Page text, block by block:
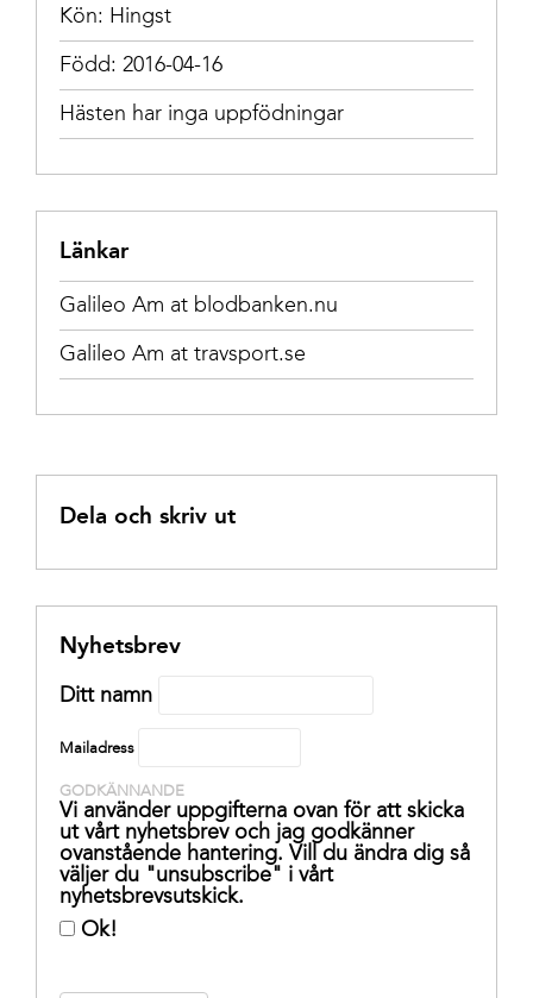
Kön: Hingst
Född: 2016-04-16
Hästen har inga uppfödningar
Länkar
Galileo Am at blodbanken.nu
Galileo Am at travsport.se
Dela och skriv ut
Nyhetsbrev
Ditt namn
Mailadress
GODKÄNNANDE
Vi använder uppgifterna ovan för att skicka
ut vårt nyhetsbrev och jag godkänner
ovanstående hantering. Vill du ändra dig så
väljer du "unsubscribe" i vårt
nyhetsbrevsutskick.
Ok!